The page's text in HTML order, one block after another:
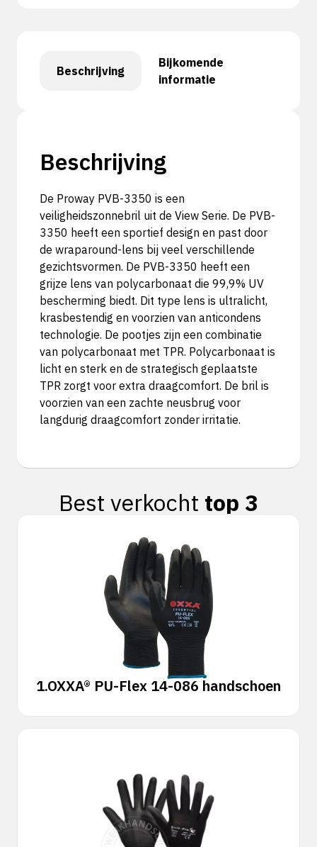
Beschrijving
Bijkomende
informatie
Beschrijving
De Proway PVB-3350 is een
veiligheidszonnebril uit de View Serie. De PVB-
3350 heeft een sportief design en past door
de wraparound-lens bij veel verschillende
gezichtsvormen. De PVB-3350 heeft een
grijze lens van polycarbonaat die 99,9% UV
bescherming biedt. Dit type lens is ultralicht,
krasbestendig en voorzien van anticondens
technologie. De pootjes zijn een combinatie
van polycarbonaat met TPR. Polycarbonaat is
licht en sterk en de strategisch geplaatste
TPR zorgt voor extra draagcomfort. De bril is
voorzien van een zachte neusbrug voor
langdurig draagcomfort zonder irritatie.
Best verkocht top 3
1.OXXA® PU-Flex 14-086 handschoen